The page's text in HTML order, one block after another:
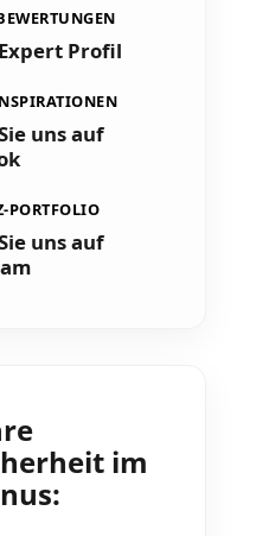
Profil
uns auf
PORTFOLIO
uns auf
im